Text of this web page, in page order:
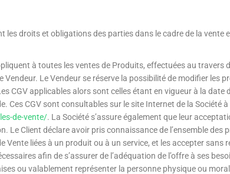
les droits et obligations des parties dans le cadre de la vente
à toutes les ventes de Produits, effectuées au travers
Le Vendeur se réserve la possibilité de modifier les
CGV applicables alors sont celles étant en vigueur à la date
Ces CGV sont consultables sur le site Internet de la Société à
de-vente/. La Société s’assure également que leur
Le Client déclare avoir pris connaissance de l’ensemble des
Vente liées à un produit ou à un service, et les accepter sans
afin de s’assurer de l’adéquation de l’offre à ses
ou valablement représenter la personne physique ou